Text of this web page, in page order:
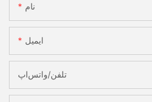
نام
ایمیل
تلفن/واتس‌اپ